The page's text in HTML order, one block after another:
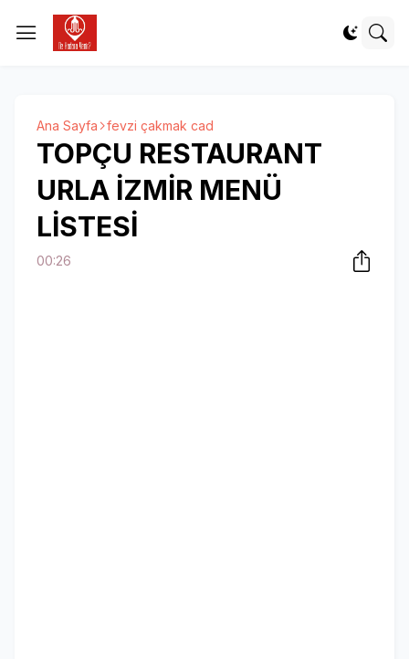
Ana Sayfa fevzi çakmak cad
TOPÇU RESTAURANT
URLA İZMİR MENÜ
LİSTESİ
00:26